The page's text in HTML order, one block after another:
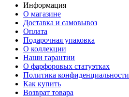
Информация
О магазине
Доставка и самовывоз
Оплата
Подарочная упаковка
О коллекции
Наши гарантии
О фарфоровых статуэтках
Политика конфиденциальности
Как купить
Возврат товара